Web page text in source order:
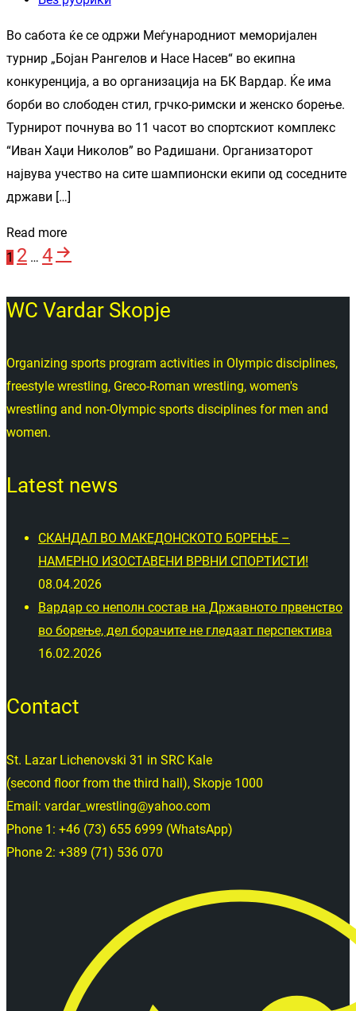
Во сабота ќе се одржи Меѓународниот меморијален
турнир „Бојан Рангелов и Насе Насев“ во екипна
конкуренција, а во организација на БК Вардар. Ќе има
борби во слободен стил, грчко-римски и женско борење.
Турнирот почнува во 11 часот во спортскиот комплекс
“Иван Хаџи Николов” во Радишани. Организаторот
највува учество на сите шампионски екипи од соседните
држави […]
Read more
Posts
pagination
Page
1 Page
2 … Page
4
WC Vardar Skopje
Organizing sports program activities in Olympic disciplines,
freestyle wrestling, Greco-Roman wrestling, women's
wrestling and non-Olympic sports disciplines for men and
women.
Latest news
СКАНДАЛ ВО МАКЕДОНСКОТО БОРЕЊЕ –
НАМЕРНО ИЗОСТАВЕНИ ВРВНИ СПОРТИСТИ!
08.04.2026
Вардар со неполн состав на Државното првенство
во борење, дел борачите не гледаат перспектива
16.02.2026
Contact
St. Lazar Lichenovski 31 in SRC Kale
(second floor from the third hall), Skopje 1000
Email: vardar_wrestling@yahoo.com
Phone 1: +46 (73) 655 6999 (WhatsApp)
Phone 2: +389 (71) 536 070